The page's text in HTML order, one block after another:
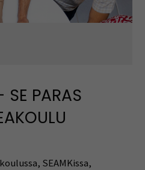
SE PARAS
SEAMKissa,